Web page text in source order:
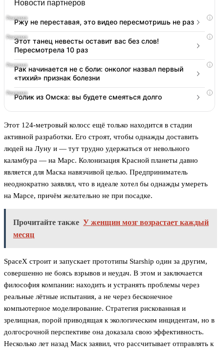
Новости партнеров
i
Ржу не переставая, это видео пересмотришь не раз
i
Этот танец невесты оставит вас без слов!
Пересмотрела 10 раз
i
Рак начинается не с боли: онколог назвал первый
«тихий» признак болезни
i
Ролик из Омска: вы будете смеяться долго
Этот 124-метровый колосс ещё только находится в стадии
активной разработки. Его строят, чтобы однажды доставить
людей на Луну и — тут трудно удержаться от невольного
каламбура — на Марс. Колонизация Красной планеты давно
является для Маска навязчивой целью. Предприниматель
неоднократно заявлял, что в идеале хотел бы однажды умереть
на Марсе, причём желательно не при посадке.
Прочитайте также У женщин мозг возрастает каждый
месяц
SpaceX строит и запускает прототипы Starship один за другим,
совершенно не боясь взрывов и неудач. В этом и заключается
философия компании: находить и устранять проблемы через
реальные лётные испытания, а не через бесконечное
компьютерное моделирование. Стратегия рискованная и
зрелищная, порой приводящая к экологическим инцидентам, но в
долгосрочной перспективе она доказала свою эффективность.
Несколько лет назад Маск заявил, что рассчитывает отправлять к